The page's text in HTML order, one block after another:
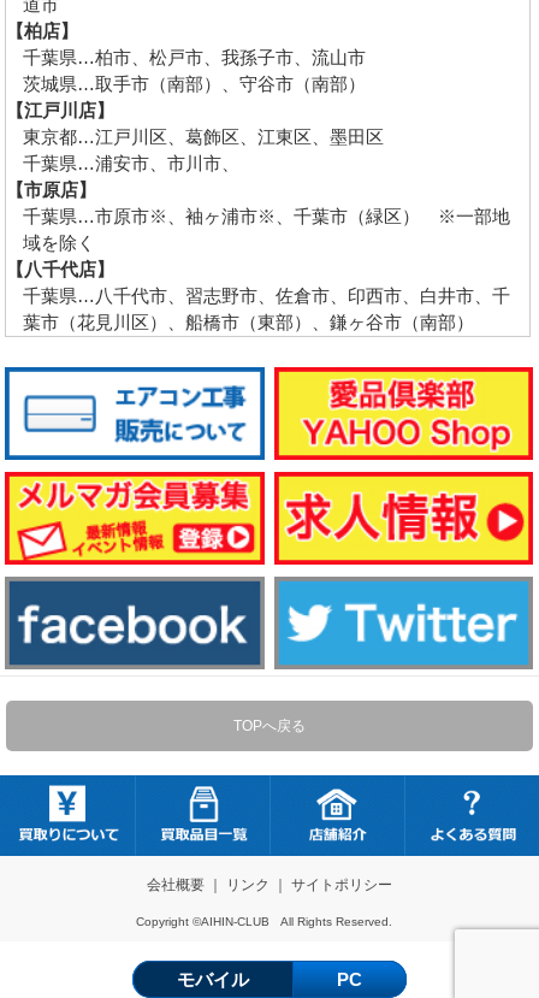
道市
【柏店】
千葉県…柏市、松戸市、我孫子市、流山市
茨城県…取手市（南部）、守谷市（南部）
【江戸川店】
東京都…江戸川区、葛飾区、江東区、墨田区
千葉県…浦安市、市川市、
【市原店】
千葉県…市原市※、袖ヶ浦市※、千葉市（緑区） ※一部地
域を除く
【八千代店】
千葉県…八千代市、習志野市、佐倉市、印西市、白井市、千
葉市（花見川区）、船橋市（東部）、鎌ヶ谷市（南部）
TOPへ戻る
会社概要｜ リンク ｜ サイトポリシー
Copyright ©AIHIN-CLUB All Rights Reserved.
モバイル PC